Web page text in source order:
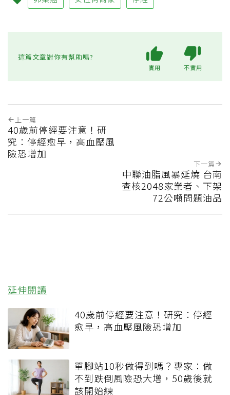
這篇文章對你有幫助嗎?
實用 不實用
上一篇
40歲前停經要注意！研
究：停經愈早，高血壓風
險恐增加
下一篇
中聯油脂風暴延燒 台南
查核2048家業者、下架
72公噸問題油品
延伸閱讀
40歲前停經要注意！研究：停經
愈早，高血壓風險恐增加
單腳站10秒做得到嗎？專家：做
不到跌倒風險恐大增，50歲後就
該開始練